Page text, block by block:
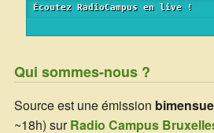
Écoutez RadioCampus en live !
Qui sommes-nous ?
Source est une émission
~18h) surRadio Campus